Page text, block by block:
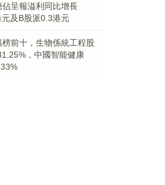
呈報溢利同比增長
及B股派0.3港元
榜前十，生物係統工程股
，中國智能健康